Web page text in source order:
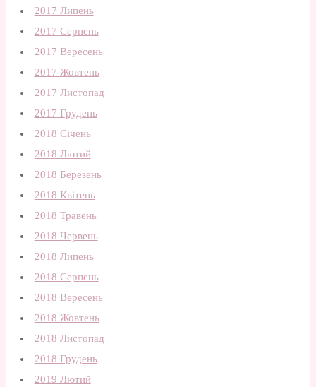
2017 Липень
2017 Серпень
2017 Вересень
2017 Жовтень
2017 Листопад
2017 Грудень
2018 Січень
2018 Лютий
2018 Березень
2018 Квітень
2018 Травень
2018 Червень
2018 Липень
2018 Серпень
2018 Вересень
2018 Жовтень
2018 Листопад
2018 Грудень
2019 Лютий